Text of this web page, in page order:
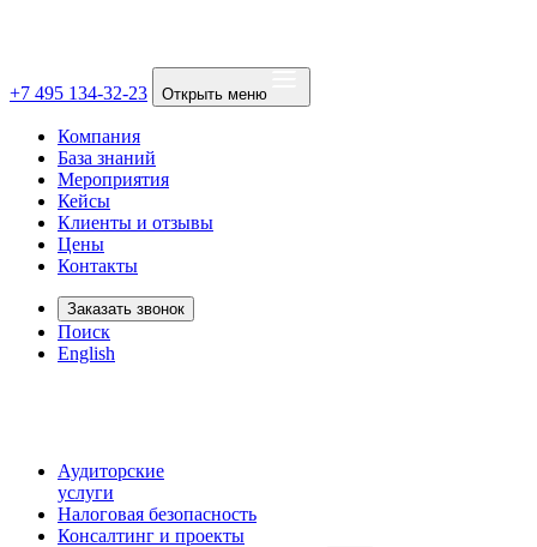
+7 495 134-32-23 Открыть меню
Компания
База знаний
Мероприятия
Кейсы
Клиенты и отзывы
Цены
Контакты
Заказать звонок
Поиск
English
Аудиторские
услуги
Налоговая безопасность
Консалтинг и проекты